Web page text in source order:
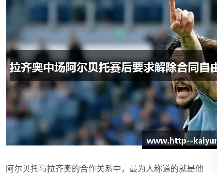
阿尔贝托与拉齐奥的合作关系中，最为人称道的就是他